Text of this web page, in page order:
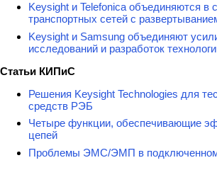
Keysight и Telefonica объединяются в
транспортных сетей с
Keysight и Samsung объединяют
исследований и разработок
Статьи КИПиС
Решения Keysight Technologies для
средств РЭБ
Четыре функции, обеспечивающие
цепей
Проблемы ЭМС/ЭМП в